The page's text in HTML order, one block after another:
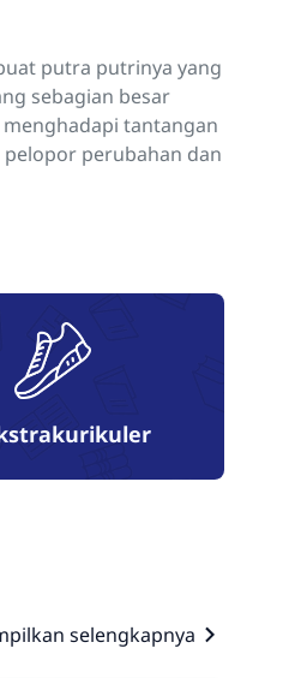
putra putrinya yang
sebagian besar
tantangan
pelopor perubahan dan
selengkapnya